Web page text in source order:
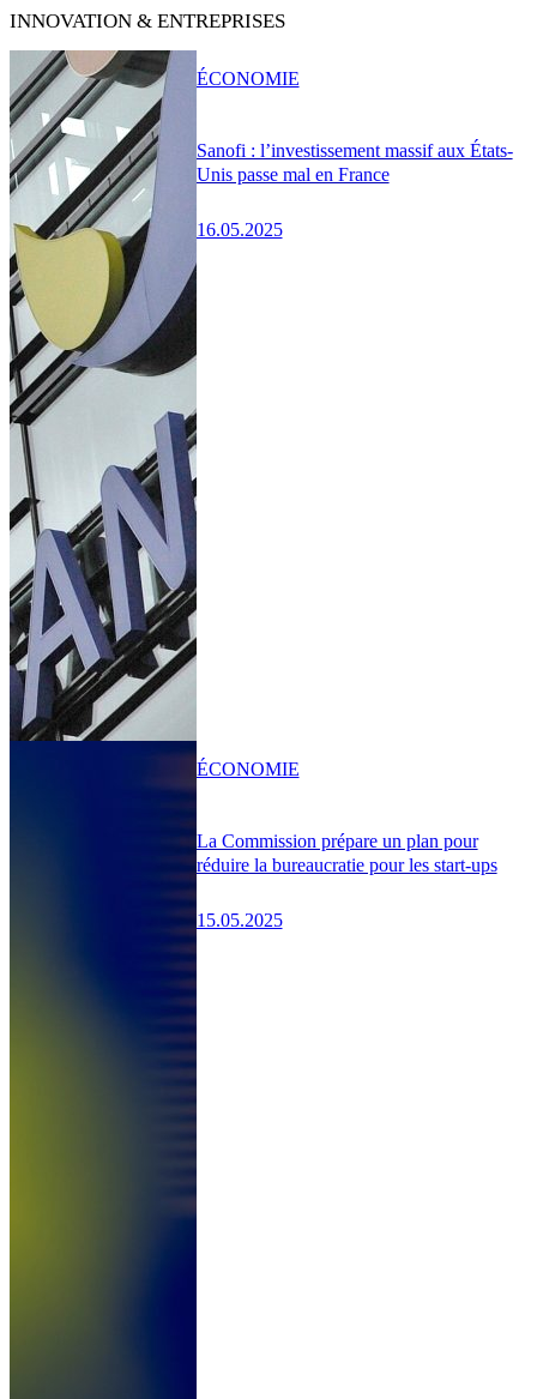
INNOVATION & ENTREPRISES
Sanofi : l’investissement massif aux États-
Unis passe mal en France
16.05.2025
ÉCONOMIE
La Commission prépare un plan pour
réduire la bureaucratie pour les start-ups
15.05.2025
ÉCONOMIE